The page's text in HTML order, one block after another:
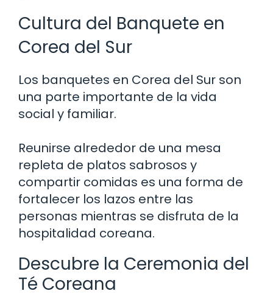
Cultura del Banquete en
Corea del Sur
Los banquetes en Corea del Sur son
una parte importante de la vida
social y familiar.
Reunirse alrededor de una mesa
repleta de platos sabrosos y
compartir comidas es una forma de
fortalecer los lazos entre las
personas mientras se disfruta de la
hospitalidad coreana.
Descubre la Ceremonia del
Té Coreana